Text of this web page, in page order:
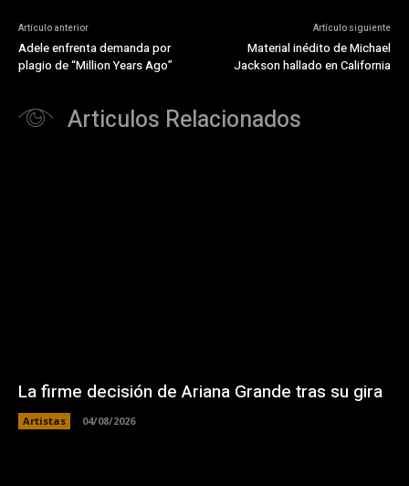
Artículo anterior
Adele enfrenta demanda por
plagio de “Million Years Ago”
Artículo siguiente
Material inédito de Michael
Jackson hallado en California
Articulos Relacionados
La firme decisión de Ariana Grande tras su gira
Artistas 04/08/2026